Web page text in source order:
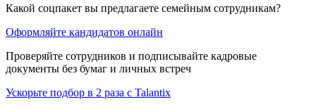
Какой соцпакет вы предлагаете семейным сотрудникам?
Оформляйте кандидатов онлайн
Проверяйте сотрудников и подписывайте кадровые
документы без бумаг и личных встреч
Ускорьте подбор в 2 раза с Talantix